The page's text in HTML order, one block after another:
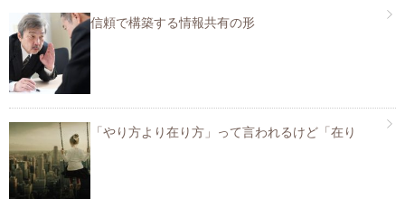
信頼で構築する情報共有の形
「やり方より在り方」って言われるけど「在り